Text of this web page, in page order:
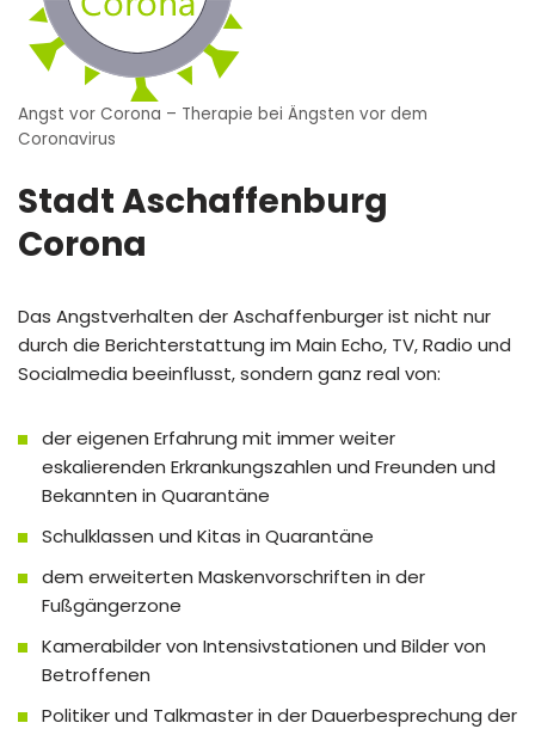
Angst vor Corona – Therapie bei Ängsten vor dem
Coronavirus
Stadt Aschaffenburg
Corona
Das Angstverhalten der Aschaffenburger ist nicht nur
durch die Berichterstattung im Main Echo, TV, Radio und
Socialmedia beeinflusst, sondern ganz real von:
der eigenen Erfahrung mit immer weiter
eskalierenden Erkrankungszahlen und Freunden und
Bekannten in Quarantäne
Schulklassen und Kitas in Quarantäne
dem erweiterten Maskenvorschriften in der
Fußgängerzone
Kamerabilder von Intensivstationen und Bilder von
Betroffenen
Politiker und Talkmaster in der Dauerbesprechung der